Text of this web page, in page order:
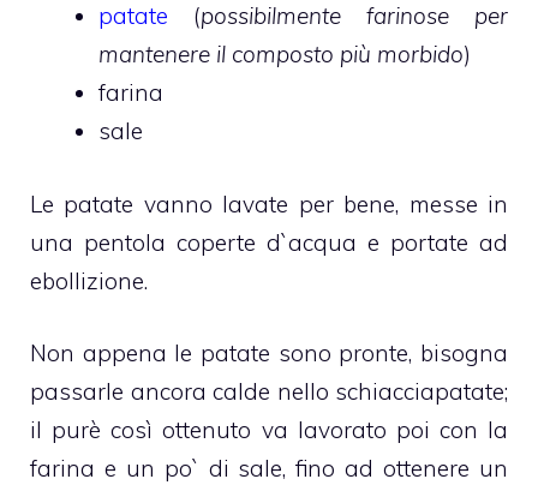
patate (possibilmente farinose per
mantenere il composto più morbido)
farina
sale
Le patate vanno lavate per bene, messe in
una pentola coperte d`acqua e portate ad
ebollizione.
Non appena le patate sono pronte, bisogna
passarle ancora calde nello schiacciapatate;
il purè così ottenuto va lavorato poi con la
farina e un po` di sale, fino ad ottenere un